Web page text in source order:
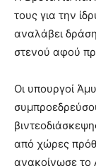
τους για την
αναλάβει
στενού αφού
Οι υπουργοί
από χώρες
ανακοίνωσε το